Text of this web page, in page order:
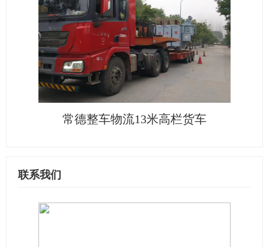
常德整车物流13米高栏货车
联系我们